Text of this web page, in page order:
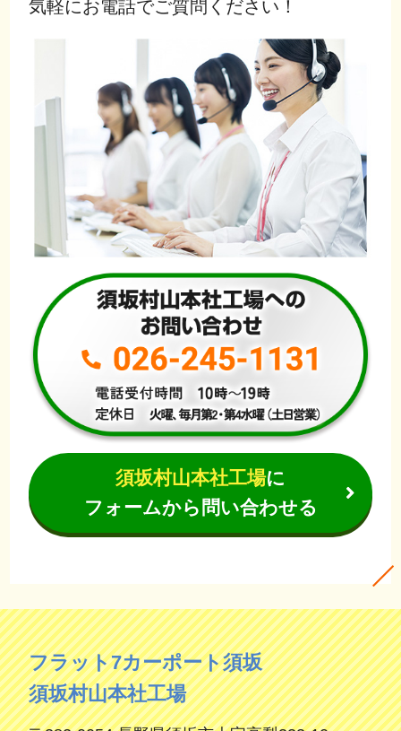
気軽にお電話でご質問ください！
須坂村山本社工場に
フォームから問い合わせる
フラット7カーポート須坂
須坂村山本社工場